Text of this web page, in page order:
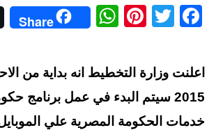
Fa
ok
T
tte
r
Pi
er
es
t
W
ha
ts
A
pp
Share
2015 سيتم البدء في عمل برنامج
خدمات الحكومة المصرية علي